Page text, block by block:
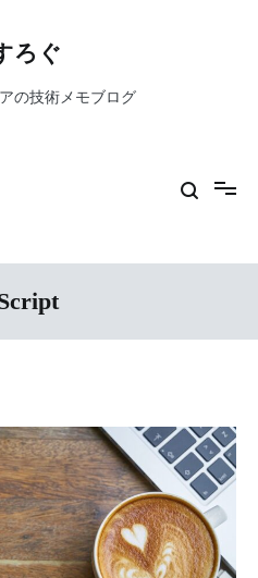
ろぐ
の技術メモブログ